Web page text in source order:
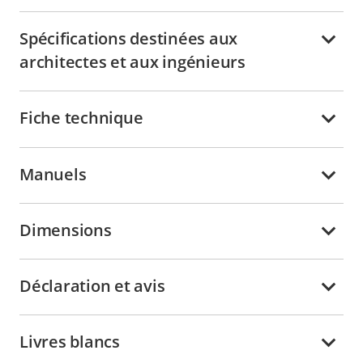
Spécifications destinées aux
architectes et aux ingénieurs
Fiche technique
Manuels
Dimensions
Déclaration et avis
Livres blancs